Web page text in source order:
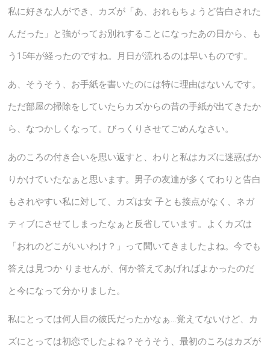
私に好きな人ができ、カズが「あ、おれもちょうど告白された
んだった」と強がってお別れすることになったあの日から、も
う15年が経ったのですね。月日が流れるのは早いものです。
あ、そうそう、お手紙を書いたのには特に理由はないんです。
ただ部屋の掃除をしていたらカズからの昔の手紙が出てきたか
ら、なつかしくなって。びっくりさせてごめんなさい。
あのころの付き合いを思い返すと、わりと私はカズに迷惑ばか
りかけていたなぁと思います。男子の友達が多くてわりと告白
もされやすい私に対して、カズは女 子とも接点がなく、ネガ
ティブにさせてしまったなぁと反省しています。よくカズは
「おれのどこがいいわけ？」って聞いてきましたよね。今でも
答えは見つか りませんが、何か答えてあげればよかったのだ
と今になって分かりました。
私にとっては何人目の彼氏だったかなぁ…覚えてないけど、カ
ズにとっては初恋でしたよね？そうそう、最初のころはカズが